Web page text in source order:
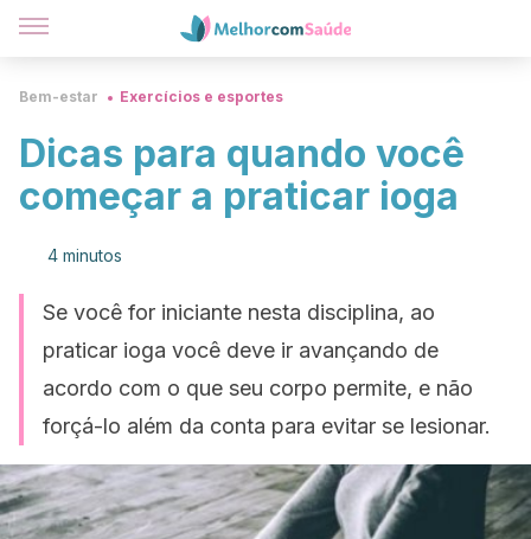
Bem-estar Exercícios e esportes
Dicas para quando você
começar a praticar ioga
4 minutos
Se você for iniciante nesta disciplina, ao
praticar ioga você deve ir avançando de
acordo com o que seu corpo permite, e não
forçá-lo além da conta para evitar se lesionar.